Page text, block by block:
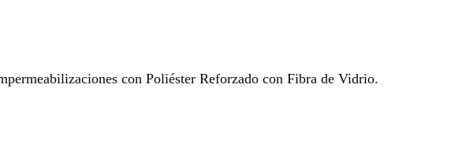
con Poliéster Reforzado con Fibra de Vidrio.